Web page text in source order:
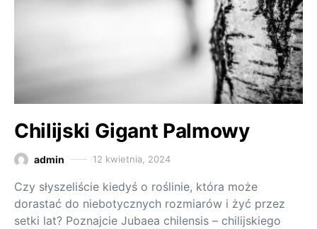
Chilijski Gigant Palmowy
admin 12 kwietnia, 2024
Czy słyszeliście kiedyś o roślinie, która może
dorastać do niebotycznych rozmiarów i żyć przez
setki lat? Poznajcie Jubaea chilensis – chilijskiego